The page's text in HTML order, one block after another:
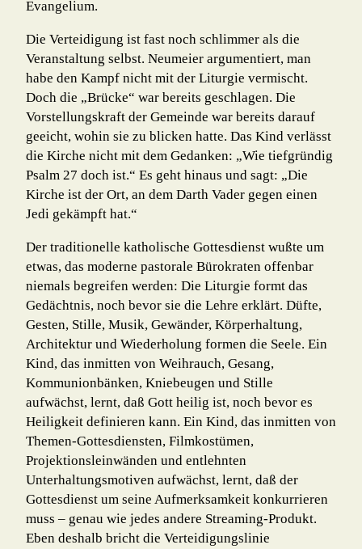
Evangelium.
Die Verteidigung ist fast noch schlimmer als die
Veranstaltung selbst. Neumeier argu­men­tiert, man
habe den Kampf nicht mit der Liturgie vermischt.
Doch die „Brücke“ war bereits geschlagen. Die
Vorstellungskraft der Gemeinde war bereits darauf
geeicht, wohin sie zu blicken hatte. Das Kind verlässt
die Kirche nicht mit dem Gedanken: „Wie tief­grün­dig
Psalm 27 doch ist.“ Es geht hinaus und sagt: „Die
Kirche ist der Ort, an dem Darth Vader gegen einen
Jedi gekämpft hat.“
Der traditionelle katholische Gottesdienst wußte um
etwas, das moderne pasto­rale Büro­kraten offenbar
niemals begreifen werden: Die Liturgie formt das
Gedächtnis, noch be­vor sie die Lehre erklärt. Düfte,
Gesten, Stille, Musik, Gewänder, Körperhaltung,
Archi­tek­tur und Wiederholung formen die Seele. Ein
Kind, das inmitten von Weihrauch, Gesang,
Kommunionbänken, Kniebeugen und Stille
aufwächst, lernt, daß Gott heilig ist, noch bevor es
Heiligkeit definieren kann. Ein Kind, das inmitten von
Themen-Gottes­diensten, Filmkostümen,
Projektionsleinwänden und entlehnten
Unterhaltungsmotiven aufwächst, lernt, daß der
Gottesdienst um seine Aufmerksamkeit konkurrieren
muss – genau wie jedes andere Streaming-Produkt.
Eben deshalb bricht die Verteidigungslinie